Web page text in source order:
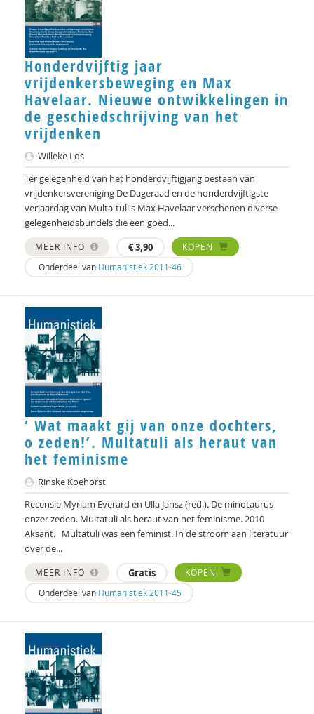
Allard den Dulk
Hanke Drop
Koen Duivenvoorde
Vincent Feith
Marjorieke Glaudemans
Kees Greven
Jan IJzermans
Femke Kaulingfreks
Lonneke Knegtel
Ank Kramer
Niek Langeweg
Willeke Los
Dr. Michiel de Ronde
Jo Miles
Mieke Moor
H. Muijen
Bodil Ponte
Heleen Pott
Joost Raessens
Erik Rietveld
Ronald Rietveld
Heleen Rippen
Peter Rombouts
Bart van Rosmalen
Honderdvijftig jaar
vrijdenkersbeweging en Max
Havelaar. Nieuwe ontwikkelingen in
de geschiedschrijving van het
vrijdenken
Willeke Los
Ter gelegenheid van het honderdvijftigjarig bestaan van
vrijdenkersvereniging De Dageraad en de honderdvijftigste
verjaardag van Multa-tuli's Max Havelaar verschenen diverse
gelegenheidsbundels die een goed...
MEER INFO €3,90
KOPEN
Onderdeel van Humanistiek 2011-46
‘ Wat maakt gij van onze dochters,
o zeden!’. Multatuli als heraut van
het feminisme
Rinske Koehorst
Recensie Myriam Everard en Ulla Jansz (red.). De minotaurus
onzer zeden. Multatuli als heraut van het feminisme. 2010
Aksant. Multatuli was een feminist. In de stroom aan literatuur
over de...
MEER INFO Gratis
KOPEN
Onderdeel van Humanistiek 2011-45